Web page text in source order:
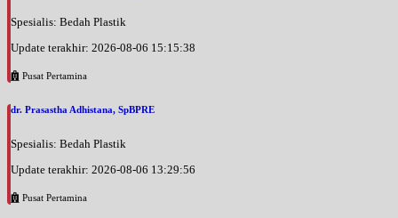
Spesialis: Bedah Plastik
Update terakhir: 2026-08-06 15:15:38
Pusat Pertamina
dr. Prasastha Adhistana, SpBPRE
Spesialis: Bedah Plastik
Update terakhir: 2026-08-06 13:29:56
Pusat Pertamina